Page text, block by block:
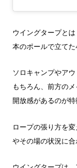
ウイングタープと
本のポールで立てた
ソロキャンプやア
もちろん、前方の
開放感があるのが特
ロープの張り方を
やその場の状況に合